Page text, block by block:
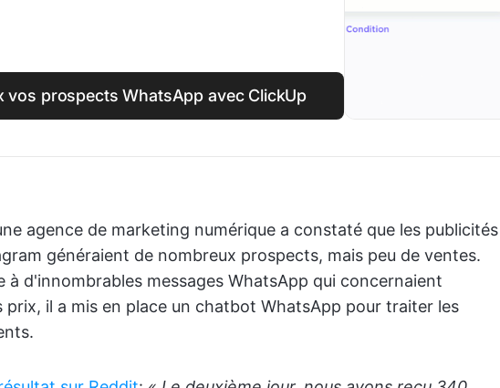
vos prospects WhatsApp avec ClickUp
agence de marketing numérique a constaté que les publicités
généraient de nombreux prospects, mais peu de ventes.
à d'innombrables messages WhatsApp qui concernaient
prix, il a mis en place un chatbot WhatsApp pour traiter les